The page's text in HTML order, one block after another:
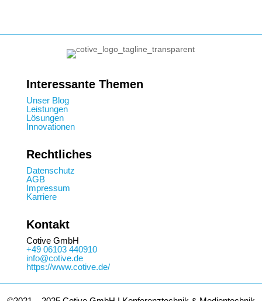
Interessante Themen
Unser Blog
Leistungen
Lösungen
Innovationen
Rechtliches
Datenschutz
AGB
Impressum
Karriere
Kontakt
Cotive GmbH
+49 06103 440910
info@cotive.de
https://www.cotive.de/